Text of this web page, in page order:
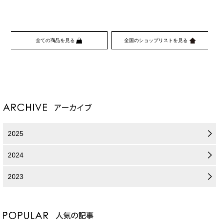
全ての商品を見る 全国のショップリストを見る
2025
2024
2023